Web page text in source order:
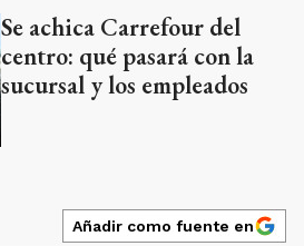
Se achica Carrefour del
centro: qué pasará con la
sucursal y los empleados
Añadir como fuente en